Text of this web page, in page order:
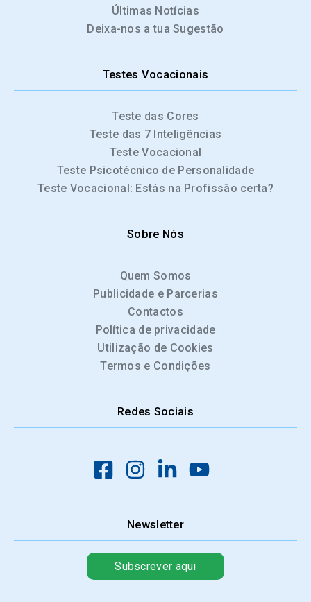
Últimas Notícias
Deixa-nos a tua Sugestão
Testes Vocacionais
Teste das Cores
Teste das 7 Inteligências
Teste Vocacional
Teste Psicotécnico de Personalidade
Teste Vocacional: Estás na Profissão certa?
Sobre Nós
Quem Somos
Publicidade e Parcerias
Contactos
Política de privacidade
Utilização de Cookies
Termos e Condições
Redes Sociais
Newsletter
Subscrever aqui